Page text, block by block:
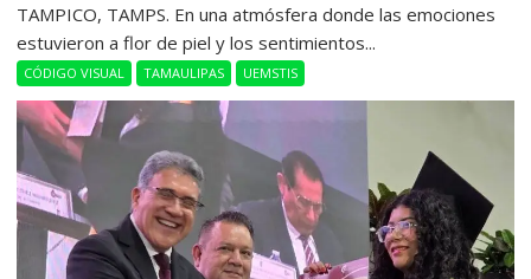
​TAMPICO, TAMPS. En una atmósfera donde las emociones
estuvieron a flor de piel y los sentimientos...
CÓDIGO VISUAL TAMAULIPAS UEMSTIS